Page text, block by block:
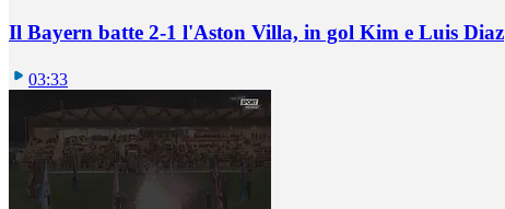
Il Bayern batte 2-1 l'Aston Villa, in gol Kim e Luis Diaz
03:33